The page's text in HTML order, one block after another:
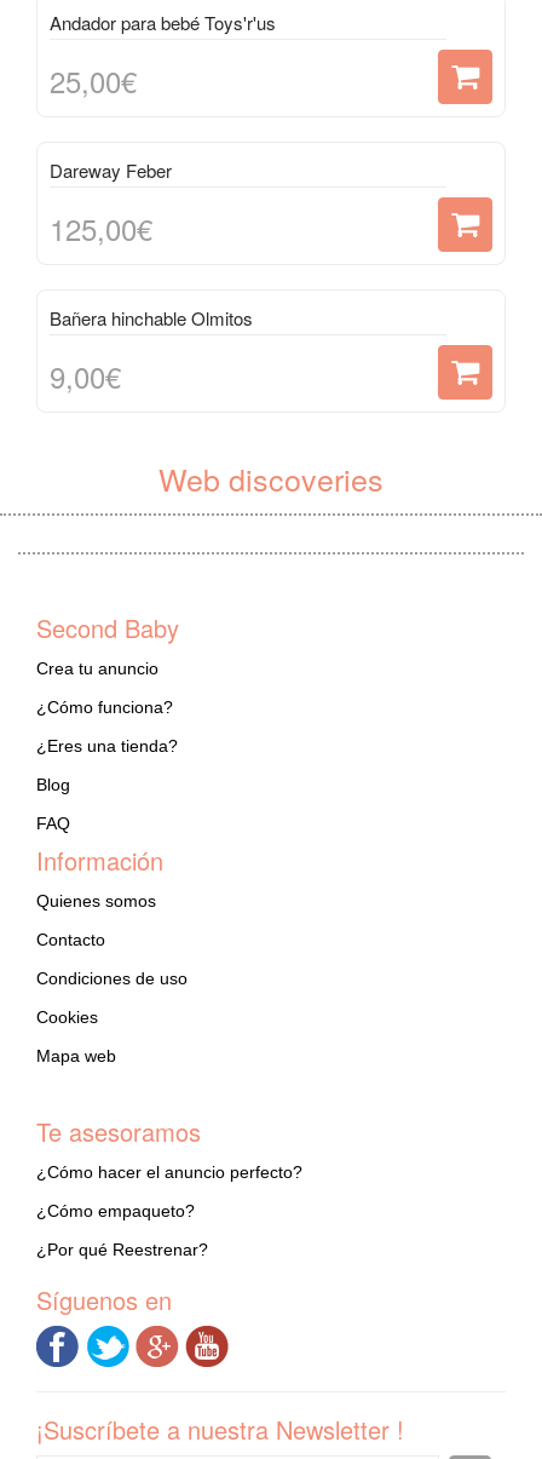
Andador para bebé Toys'r'us
25,00€
Dareway Feber
125,00€
Bañera hinchable Olmitos
9,00€
Web discoveries
Second Baby
Crea tu anuncio
¿Cómo funciona?
¿Eres una tienda?
Blog
FAQ
Información
Quienes somos
Contacto
Condiciones de uso
Cookies
Mapa web
Te asesoramos
¿Cómo hacer el anuncio perfecto?
¿Cómo empaqueto?
¿Por qué Reestrenar?
Síguenos en
¡Suscríbete a nuestra Newsletter !